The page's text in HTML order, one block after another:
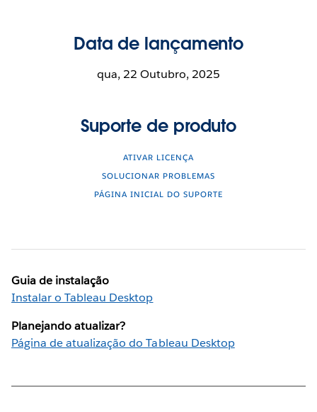
Data de lançamento
qua, 22 Outubro, 2025
Suporte de produto
ATIVAR LICENÇA
SOLUCIONAR PROBLEMAS
PÁGINA INICIAL DO SUPORTE
Guia de instalação
Instalar o Tableau Desktop
Planejando atualizar?
Página de atualização do Tableau Desktop